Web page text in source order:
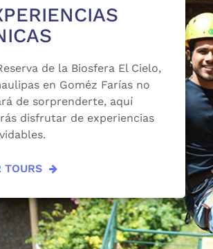
de la Biosfera El Cielo,
en Goméz Farías no
de sorprenderte, aquí
disfrutar de experiencias
TOURS